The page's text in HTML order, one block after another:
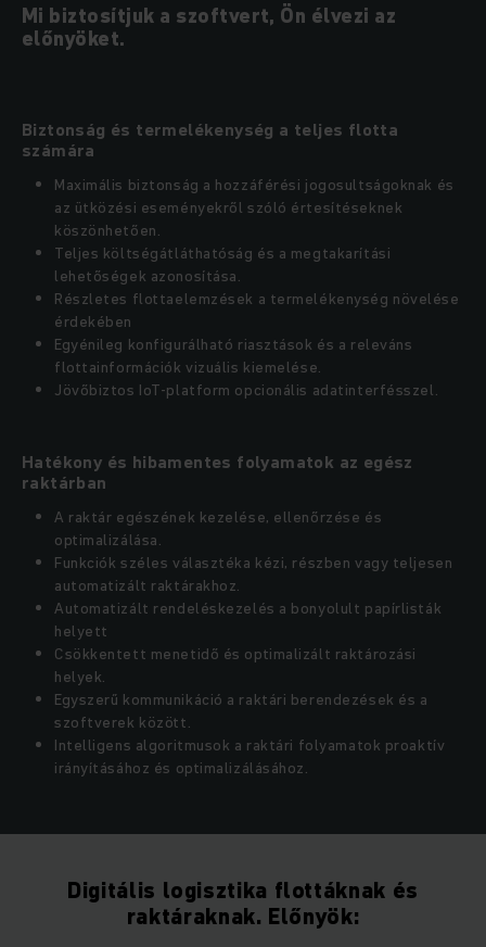
Mi biztosítjuk a szoftvert, Ön élvezi az
előnyöket.
Biztonság és termelékenység a teljes flotta
számára
Maximális biztonság a hozzáférési jogosultságoknak és
az ütközési eseményekről szóló értesítéseknek
köszönhetően.
Teljes költségátláthatóság és a megtakarítási
lehetőségek azonosítása.
Részletes flottaelemzések a termelékenység növelése
érdekében
Egyénileg konfigurálható riasztások és a releváns
flottainformációk vizuális kiemelése.
Jövőbiztos IoT-platform opcionális adatinterfésszel.
Hatékony és hibamentes folyamatok az egész
raktárban
A raktár egészének kezelése, ellenőrzése és
optimalizálása.
Funkciók széles választéka kézi, részben vagy teljesen
automatizált raktárakhoz.
Automatizált rendeléskezelés a bonyolult papírlisták
helyett
Csökkentett menetidő és optimalizált raktározási
helyek.
Egyszerű kommunikáció a raktári berendezések és a
szoftverek között.
Intelligens algoritmusok a raktári folyamatok proaktív
irányításához és optimalizálásához.
Digitális logisztika flottáknak és
raktáraknak. Előnyök: